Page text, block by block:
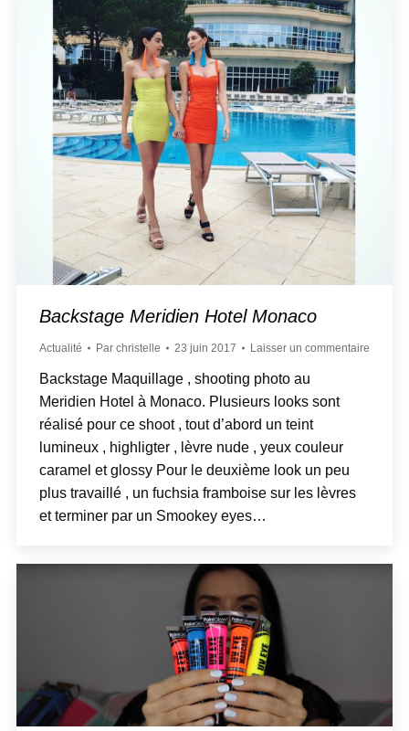
Backstage Meridien Hotel Monaco
Actualité Par christelle 23 juin 2017 Laisser un commentaire
Backstage Maquillage , shooting photo au
Meridien Hotel à Monaco. Plusieurs looks sont
réalisé pour ce shoot , tout d’abord un teint
lumineux , highligter , lèvre nude , yeux couleur
caramel et glossy Pour le deuxième look un peu
plus travaillé , un fuchsia framboise sur les lèvres
et terminer par un Smookey eyes…